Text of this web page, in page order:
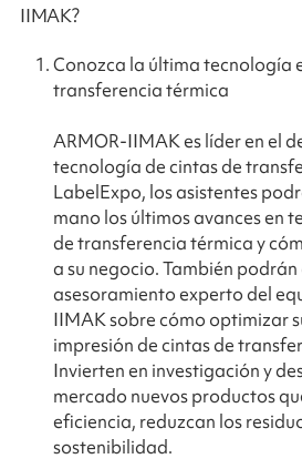
IIMAK?
Conozca la última tecnología
transferencia térmica
ARMOR-IIMAK es líder en el
tecnología de cintas de
LabelExpo, los asistentes
mano los últimos avances en
de transferencia térmica y
a su negocio. También
asesoramiento experto del
IIMAK sobre cómo optimizar
impresión de cintas de
Invierten en investigación y
mercado nuevos productos
eficiencia, reduzcan los
sostenibilidad.